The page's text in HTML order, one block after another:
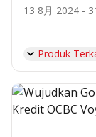
13 8月 2024 -
Produk